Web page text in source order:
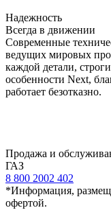
Надежность
Всегда в движении
Современные
ведущих мировых
каждой детали,
особенности Next,
работает безотказно.
Продажа и
ГАЗ
8 800 2002 402
*Информация,
офертой.